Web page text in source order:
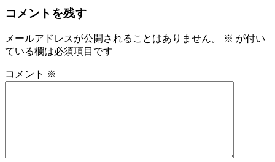
ビ
ゲ
シ
コメントを残す
メールアドレスが公開されることはありません。 ※ が付い
ている欄は必須項目です
コメント ※